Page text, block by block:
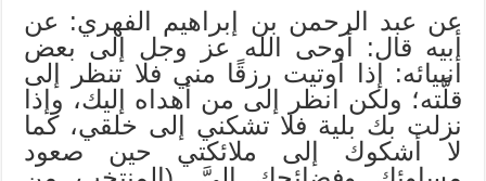
عن عبد الرحمن بن إبراهيم الفهري: عن
أبيه قال: أوحى الله عز وجل إلى بعض
أنبيائه: إذا أوتيت رزقًا مني فلا تنظر إلى
قلَّته؛ ولكن انظر إلى من أهداه إليك، وإذا
نزلت بك بلية فلا تشكني إلى خلقي، كما
لا أشكوك إلى ملائكتي حين صعود